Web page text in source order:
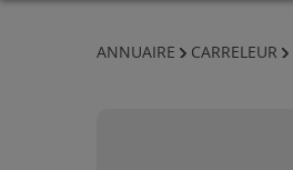
ANNUAIRE CARRELEUR